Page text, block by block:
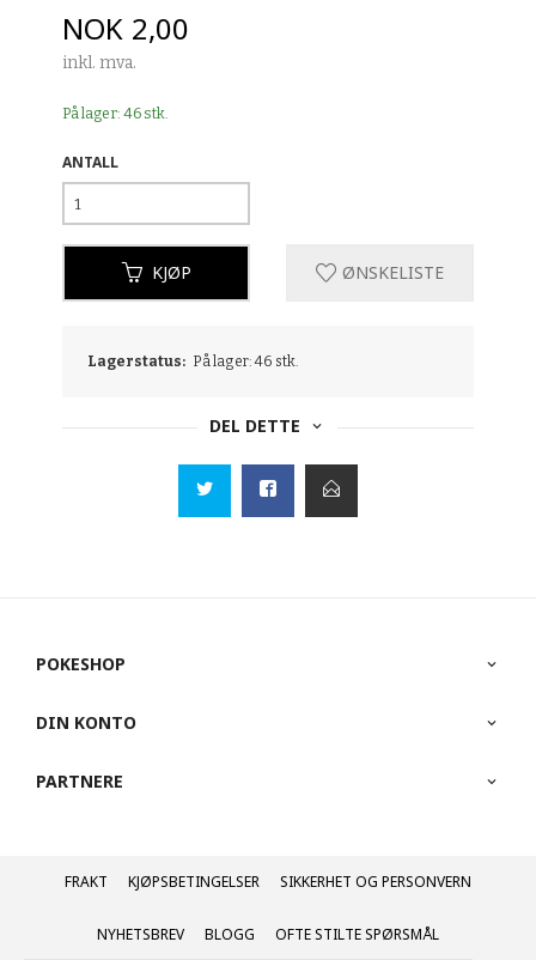
Pris
NOK 2,00
inkl. mva.
På lager: 46 stk.
ANTALL
KJØP ØNSKELISTE
Lagerstatus: På lager: 46 stk.
DEL DETTE
POKESHOP
DIN KONTO
PARTNERE
FRAKT KJØPSBETINGELSER SIKKERHET OG PERSONVERN
NYHETSBREV BLOGG OFTE STILTE SPØRSMÅL